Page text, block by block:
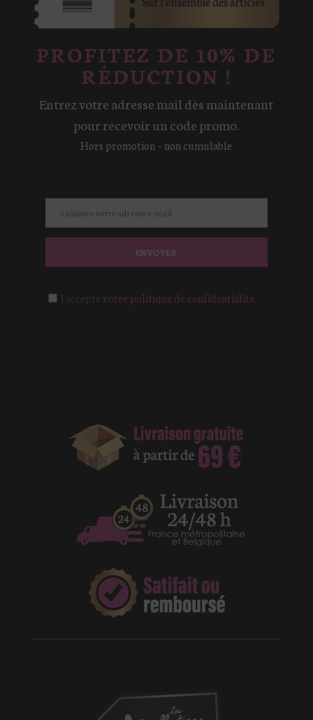
PROFITEZ DE 10% DE
RÉDUCTION !
Entrez votre adresse mail dès maintenant
pour recevoir un code promo.
Hors promotion – non cumulable
ENVOYER
votre politique de confidentialité.